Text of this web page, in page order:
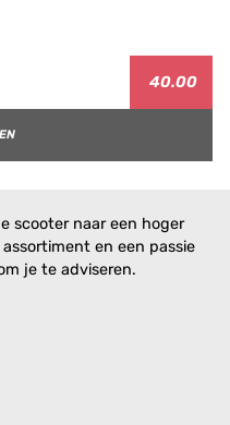
40.00
scooter naar een hoger
en een passie
je te adviseren.